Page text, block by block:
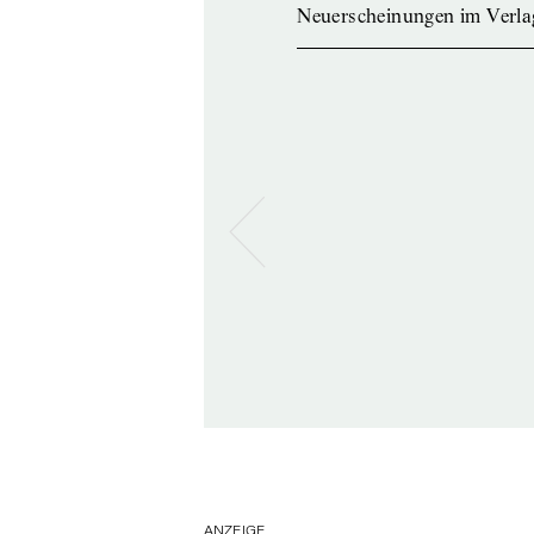
Neuerscheinungen im